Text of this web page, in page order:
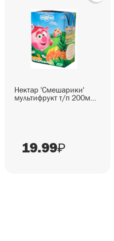
Нектар 'Смешарики'
мультифрукт т/п 200м...
19.99₽